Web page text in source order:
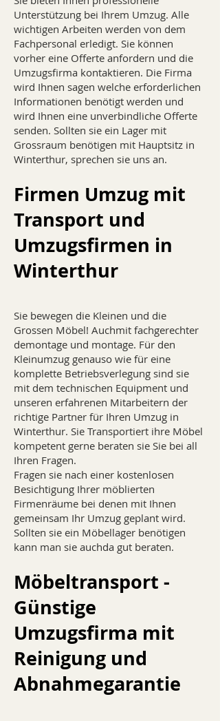
Unterstützung bei Ihrem Umzug. Alle
wichtigen Arbeiten werden von dem
Fachpersonal erledigt. Sie können
vorher eine Offerte anfordern und die
Umzugsfirma kontaktieren. Die Firma
wird Ihnen sagen welche erforderlichen
Informationen benötigt werden und
wird Ihnen eine unverbindliche Offerte
senden. Sollten sie ein Lager mit
Grossraum benötigen mit Hauptsitz in
Winterthur, sprechen sie uns an.
Firmen Umzug mit
Transport und
Umzugsfirmen in
Winterthur
Sie bewegen die Kleinen und die
Grossen Möbel! Auchmit fachgerechter
demontage und montage. Für den
Kleinumzug genauso wie für eine
komplette Betriebsverlegung sind sie
mit dem technischen Equipment und
unseren erfahrenen Mitarbeitern der
richtige Partner für Ihren Umzug in
Winterthur. Sie Transportiert ihre Möbel
kompetent gerne beraten sie Sie bei all
Ihren Fragen.
Fragen sie nach einer kostenlosen
Besichtigung Ihrer möblierten
Firmenräume bei denen mit Ihnen
gemeinsam Ihr Umzug geplant wird.
Sollten sie ein Möbellager benötigen
kann man sie auchda gut beraten.
Möbeltransport -
Günstige
Umzugsfirma mit
Reinigung und
Abnahmegarantie